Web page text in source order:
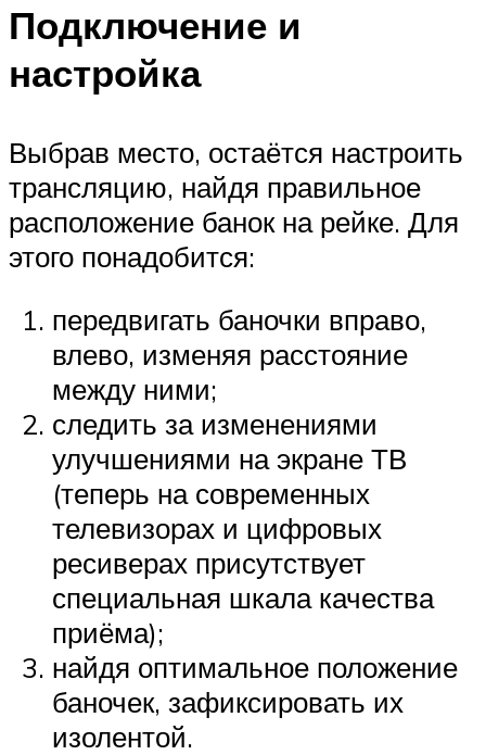
Подключение и
настройка
Выбрав место, остаётся настроить
трансляцию, найдя правильное
расположение банок на рейке. Для
этого понадобится:
передвигать баночки вправо,
влево, изменяя расстояние
между ними;
следить за изменениями
улучшениями на экране ТВ
(теперь на современных
телевизорах и цифровых
ресиверах присутствует
специальная шкала качества
приёма);
найдя оптимальное положение
баночек, зафиксировать их
изолентой.